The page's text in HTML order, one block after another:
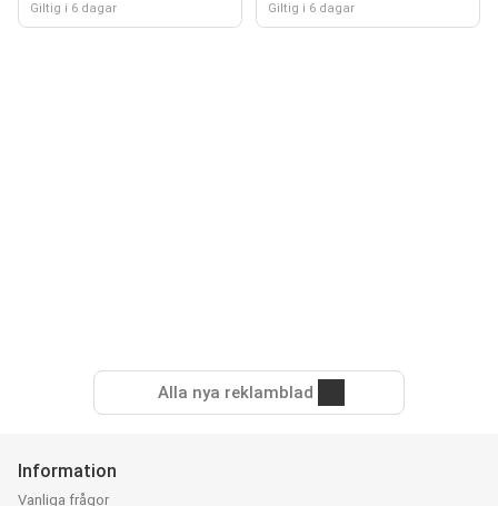
Giltig i 6 dagar Giltig i 6 dagar
Alla nya reklamblad
Information
Vanliga frågor